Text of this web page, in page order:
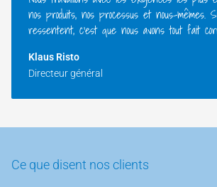
nos produits, nos processus et nous-mêmes.
ressentent, c'est que nous avons tout fait
Klaus Risto
Directeur général
Ce que disent nos clients